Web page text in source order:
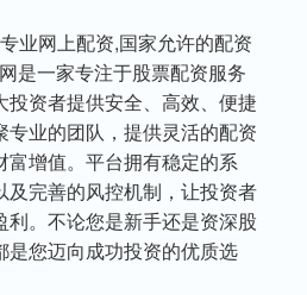
业网上配资,国家允许的配资
是一家专注于股票配资服务
投资者提供安全、高效、便捷
专业的团队，提供灵活的配资
富增值。平台拥有稳定的系
及完善的风控机制，让投资者
利。不论您是新手还是资深股
是您迈向成功投资的优质选